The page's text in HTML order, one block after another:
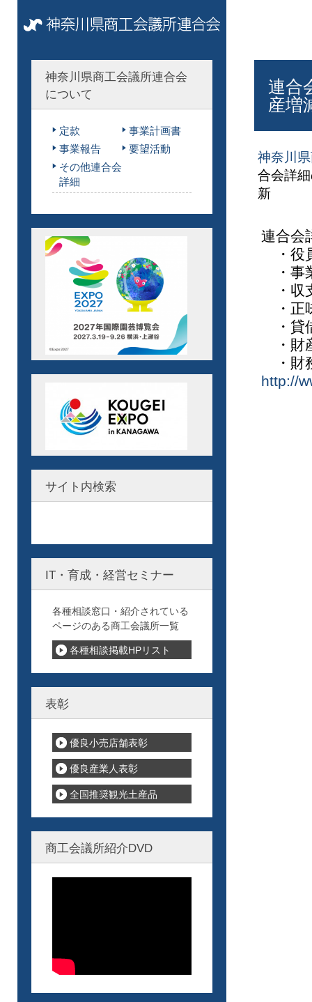
連合
産増
神奈川
合会詳
新
連合会
・役
・事
・収
・正
・貸
・財
・財
http://
神奈川県商工会議所連合会
について
定款
事業計画書
事業報告
要望活動
その他連合会
詳細
サイト内検索
IT・育成・経営セミナー
各種相談窓口・紹介されている
ページのある商工会議所一覧
各種相談掲載HPリスト
表彰
優良小売店舗表彰
優良産業人表彰
全国推奨観光土産品
商工会議所紹介DVD